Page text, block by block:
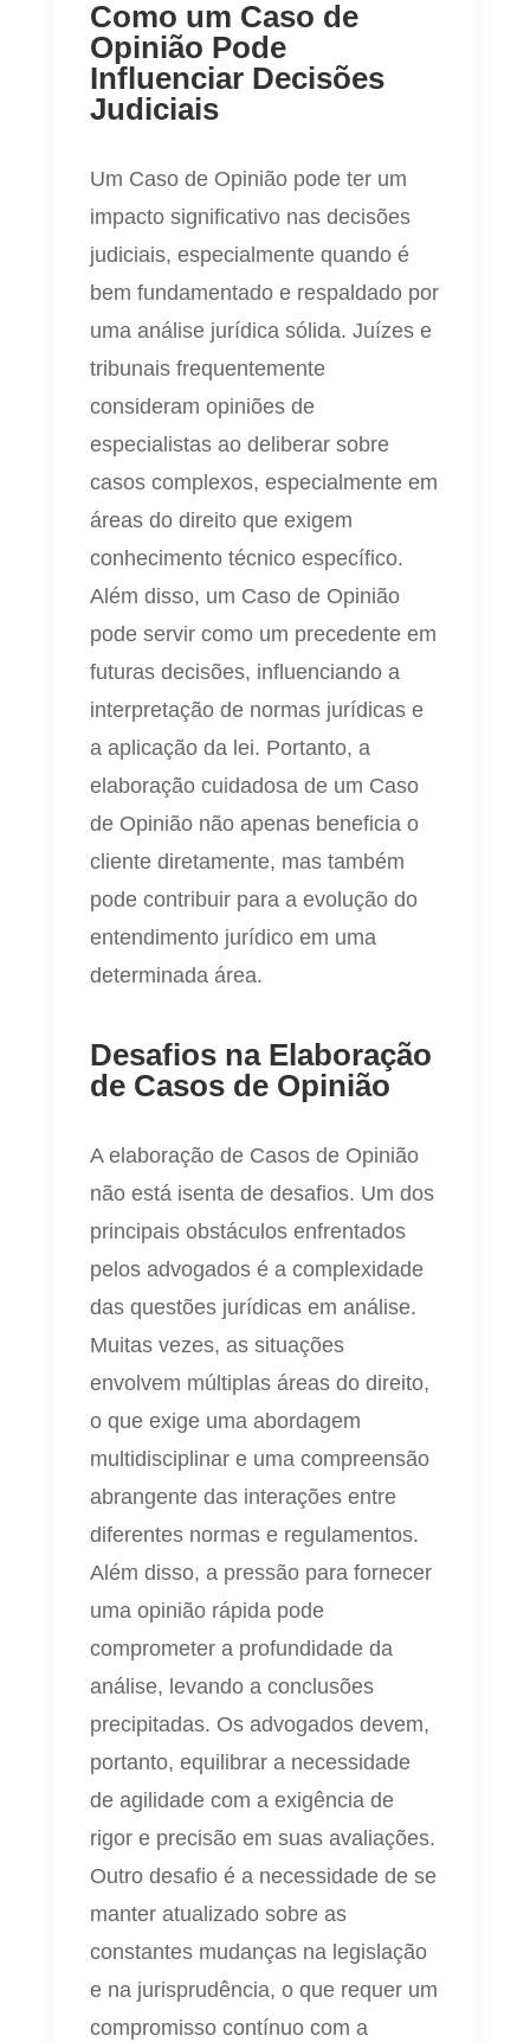
Como um Caso de
Opinião Pode
Influenciar Decisões
Judiciais
Um Caso de Opinião pode ter um
impacto significativo nas decisões
judiciais, especialmente quando é
bem fundamentado e respaldado por
uma análise jurídica sólida. Juízes e
tribunais frequentemente
consideram opiniões de
especialistas ao deliberar sobre
casos complexos, especialmente em
áreas do direito que exigem
conhecimento técnico específico.
Além disso, um Caso de Opinião
pode servir como um precedente em
futuras decisões, influenciando a
interpretação de normas jurídicas e
a aplicação da lei. Portanto, a
elaboração cuidadosa de um Caso
de Opinião não apenas beneficia o
cliente diretamente, mas também
pode contribuir para a evolução do
entendimento jurídico em uma
determinada área.
Desafios na Elaboração
de Casos de Opinião
A elaboração de Casos de Opinião
não está isenta de desafios. Um dos
principais obstáculos enfrentados
pelos advogados é a complexidade
das questões jurídicas em análise.
Muitas vezes, as situações
envolvem múltiplas áreas do direito,
o que exige uma abordagem
multidisciplinar e uma compreensão
abrangente das interações entre
diferentes normas e regulamentos.
Além disso, a pressão para fornecer
uma opinião rápida pode
comprometer a profundidade da
análise, levando a conclusões
precipitadas. Os advogados devem,
portanto, equilibrar a necessidade
de agilidade com a exigência de
rigor e precisão em suas avaliações.
Outro desafio é a necessidade de se
manter atualizado sobre as
constantes mudanças na legislação
e na jurisprudência, o que requer um
compromisso contínuo com a